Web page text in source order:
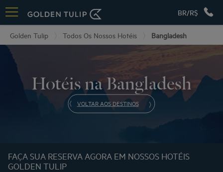
BR/R$
Golden Tulip Todos Os Nossos Hotéis Bangladesh
Hotéis na Bangladesh
VOLTAR AOS DESTINOS
FAÇA SUA RESERVA AGORA EM NOSSOS HOTÉIS
GOLDEN TULIP